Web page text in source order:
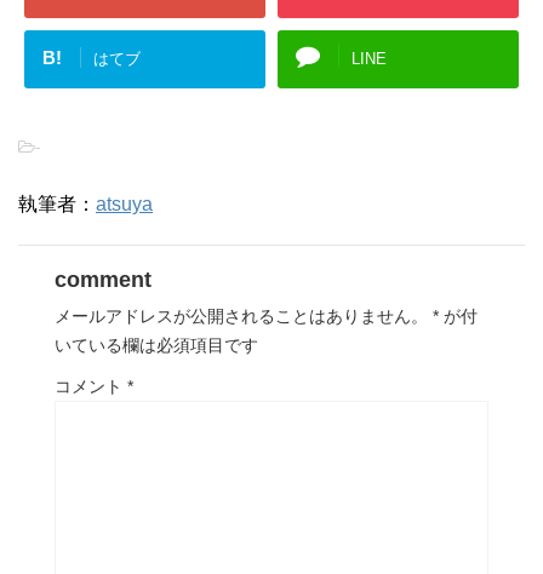
B! はてブ LINE
-
執筆者： atsuya
comment
メールアドレスが公開されることはありません。 * が付
いている欄は必須項目です
コメント *